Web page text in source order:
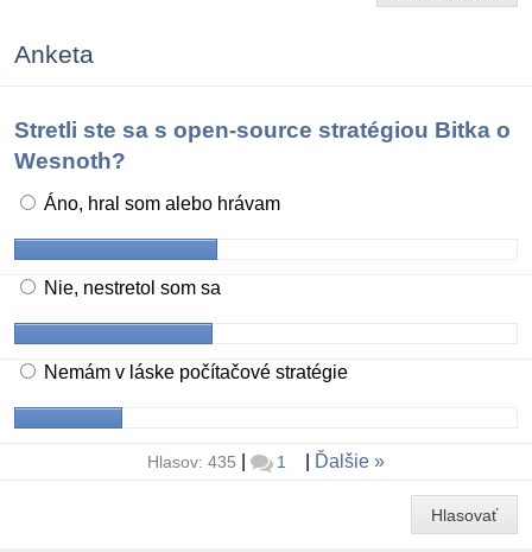
Anketa
Stretli ste sa s open-source stratégiou Bitka o
Wesnoth?
Áno, hral som alebo hrávam
Nie, nestretol som sa
Nemám v láske počítačové stratégie
Hlasov: 435 1 Ďalšie
Hlasovať